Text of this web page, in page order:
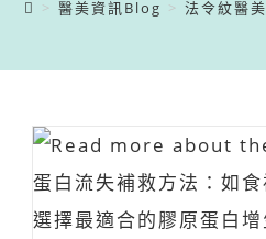
> 醫美資訊Blog > 法令紋醫美